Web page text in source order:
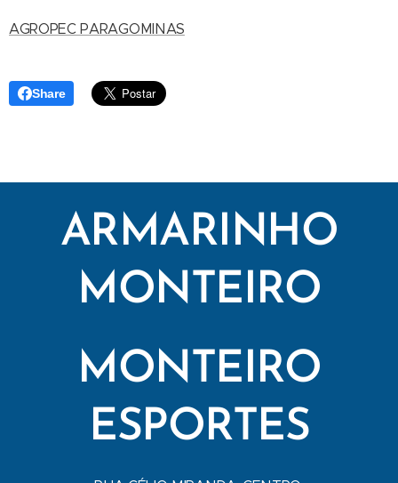
AGROPEC PARAGOMINAS
Share
ARMARINHO
MONTEIRO
MONTEIRO
ESPORTES